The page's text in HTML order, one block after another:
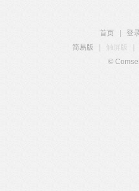
首页 登
简易版
触屏版
©